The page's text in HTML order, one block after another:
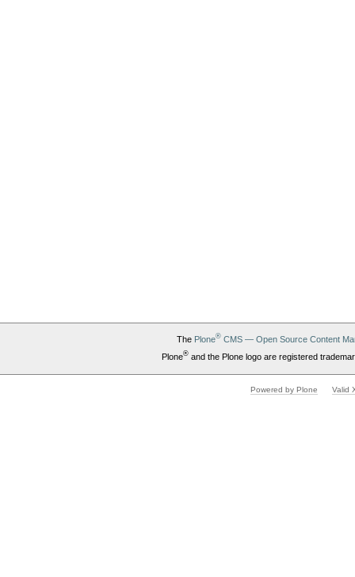
The Plone®CMS — Open Source Content
Plone®and the Plone logo are registered
Powered by Plone Valid